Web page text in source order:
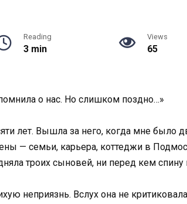
Reading
3 min
Views
65
о нас. Но слишком поздно…»
лет. Вышла за него, когда мне было
— семьи, карьера, коттеджи в
троих сыновей, ни перед кем спину
неприязнь. Вслух она не